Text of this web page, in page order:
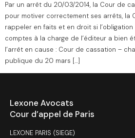
Par un arrêt du 20/03/2014, la Cour de
pour motiver correctement ses arrêts, la
rappeler en faits et en droit si
comptes à la charge de l’éditeur a bien
l’arrêt en cause : Cour de cassation –
publique du 20 mars […]
Lexone Avocats
Cour d’appel de Paris
LEXONE PARIS (SIEGE)